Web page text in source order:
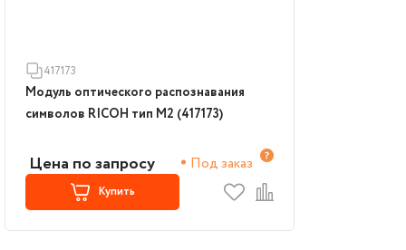
417173
Модуль оптического распознавания
символов RICOH тип M2 (417173)
Цена по запросу Под заказ
Купить